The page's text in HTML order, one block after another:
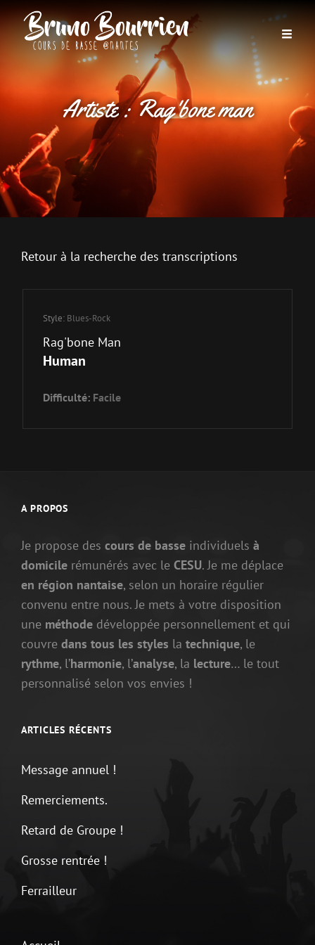
Artiste :Rag'bone man
Retour à la recherche des transcriptions
Style: Blues-Rock
Rag'bone Man
Human
Difficulté: Facile
A PROPOS
Je propose des cours de basse individuels à
domicile rémunérés avec le CESU. Je me déplace
en région nantaise, selon un horaire régulier
convenu entre nous. Je mets à votre disposition
une méthode développée personnellement et qui
couvre dans tous les styles la technique, le
rythme, l’harmonie, l’analyse, la lecture… le tout
personnalisé selon vos envies !
ARTICLES RÉCENTS
Message annuel !
Remerciements.
Retard de Groupe !
Grosse rentrée !
Ferrailleur